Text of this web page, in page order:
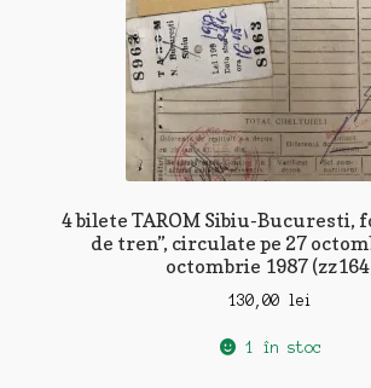
4 bilete TAROM Sibiu-Bucuresti,
de tren”, circulate pe 27
octombrie 1987
130,00 lei
1 în stoc